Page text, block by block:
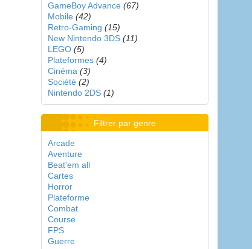
GameBoy Advance (67)
Mobile (42)
Retro-Gaming (15)
New Nintendo 3DS (11)
LEGO (5)
Plateformes (4)
Cinéma (3)
Société (2)
Nintendo 2DS (1)
Filtrer par genre
Arcade
Aventure
Beat'em all
Cartes
Horror
Plateforme
Combat
Course
FPS
Guerre